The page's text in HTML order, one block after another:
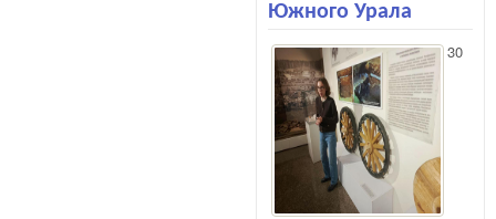
Южного Урала
30